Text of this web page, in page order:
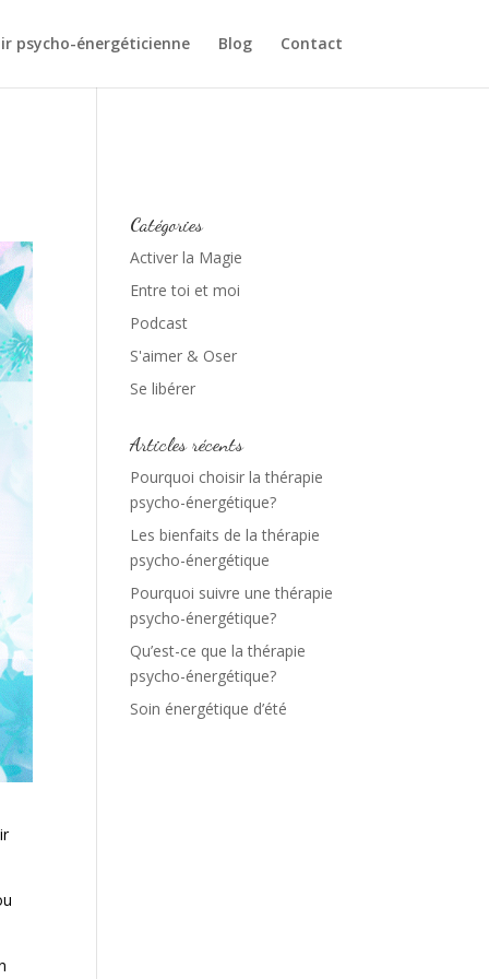
psycho-énergéticienne Blog Contact
Catégories
Activer la Magie
Entre toi et moi
Podcast
S'aimer & Oser
Se libérer
Articles récents
Pourquoi choisir la thérapie
psycho-énergétique?
Les bienfaits de la thérapie
psycho-énergétique
Pourquoi suivre une thérapie
psycho-énergétique?
Qu’est-ce que la thérapie
psycho-énergétique?
Soin énergétique d’été